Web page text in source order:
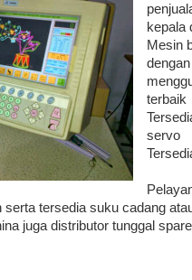
kepala
Mesin
terbaik
servo
serta tersedia suku cadang
juga distributor tunggal